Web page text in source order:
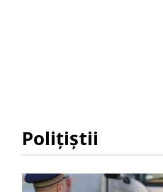
Poliţiştii